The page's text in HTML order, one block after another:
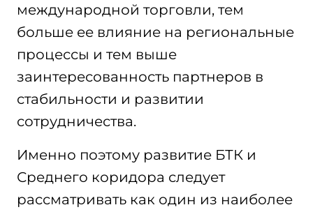
международной торговли, тем
больше ее влияние на региональные
процессы и тем выше
заинтересованность партнеров в
стабильности и развитии
сотрудничества.
Именно поэтому развитие БТК и
Среднего коридора следует
рассматривать как один из наиболее